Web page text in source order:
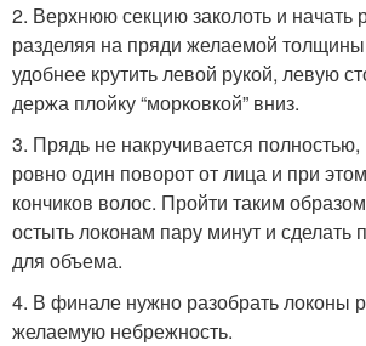
2. Верхнюю секцию заколоть и начать
разделяя на пряди желаемой
удобнее крутить левой рукой, левую
держа плойку “морковкой” вниз.
3. Прядь не накручивается
ровно один поворот от лица и при
кончиков волос. Пройти таким
остыть локонам пару минут и сделать
для объема.
4. В финале нужно разобрать локоны
желаемую небрежность.